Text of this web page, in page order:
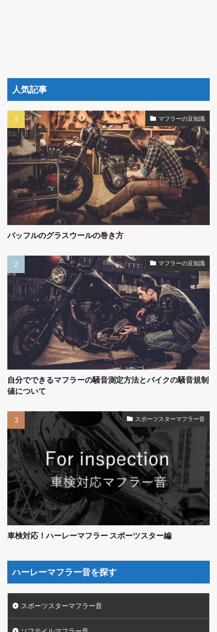
人気記事
マフラーの豆知識
バッフルのグラスウールの巻き方
マフラーの豆知識
自分でできるマフラーの騒音測定方法とバイクの騒音規制
値について
スポーツスターマフラー音
車検対応！ハーレーマフラー スポーツスター編
ハーレーマフラー音を探す
スポーツスターマフラー音